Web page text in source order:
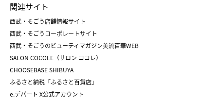
父の日
クリスマスケーキ
ホワイトデー
菓子折り
和菓子
人気のギフト
バレンタイン
ホワイトデー
おせち
フード
関連サイト
西武・そごう店舗情報サイト
西武・そごうコーポレートサイト
西武・そごうのビューティマガジン美流百華WEB
SALON COCOLE（サロン ココレ）
CHOOSEBASE SHIBUYA
ふるさと納税「ふるさと百貨店」
e.デパート X公式アカウント